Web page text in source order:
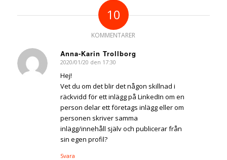
10
KOMMENTARER
Anna-Karin Trollborg
says:
2020/01/20 den 17:30
Hej!
Vet du om det blir det någon skillnad i
räckvidd för ett inlägg på LinkedIn om en
person delar ett företags inlägg eller om
personen skriver samma
inlägg/innehåll själv och publicerar från
sin egen profil?
Svara